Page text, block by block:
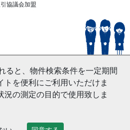
ると、物件検索条件を一定期間
トを便利にご利用いただけま
況の測定の目的で使用致しま
協議会加盟
Co.ltd All Rights Reserved.